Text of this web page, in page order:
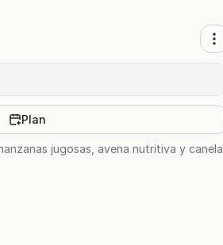
Plan
jugosas, avena nutritiva y canela